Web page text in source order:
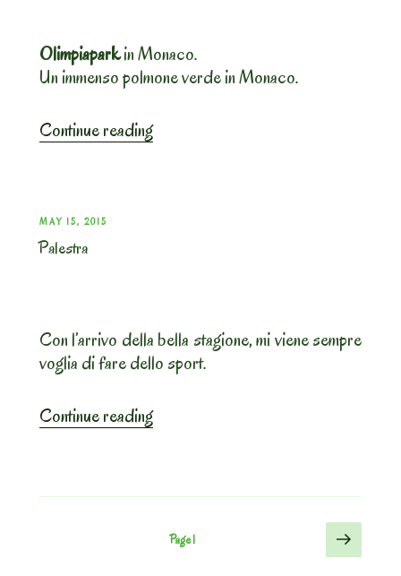
Olimpiaparkin Monaco.
Un immenso polmone verde in Monaco.
Continue reading“Monaco:
POSTED
ON
MAY 15, 2015
Palestra
Con l’arrivo della bella stagione, mi viene sempre
voglia di fare dello sport.
Continue reading“Palestra”
Page1 Next
page